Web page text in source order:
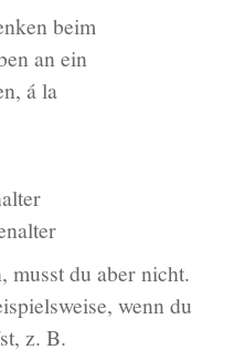
beim
an ein
á la
musst du aber nicht.
wenn du
z. B.